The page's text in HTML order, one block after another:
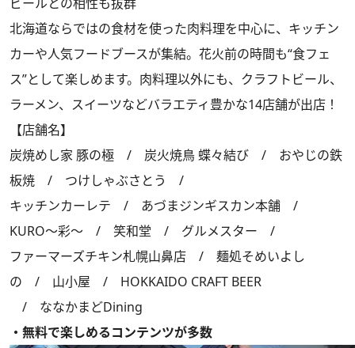
北海道ならではの食材を使った肉料理を中心に、キッチン
カーや人気フードブースが集結。花火前の時間も“食フェ
ス”として楽しめます。肉料理以外にも、クラフトビール、
ラーメン、スイーツなどバラエティ豊かな14店舗が出店！
【店舗名】
炭焼めし家 豚の極 / 炭火焼鳥 蝶々結び / おやじの鉄
板焼 / つけしゃぶさとう /
キッチンカーレテ / あづまジンギスカン本舗 /
KURO～彩～ / 笑和堂 / グルメスター /
ファーマーズチキン札幌山鼻店 / 麺処そめいよし
の / 山小屋 / HOKKAIDO CRAFT BEER
/ ななかまどDining
・無料で楽しめるコンテンツが多数